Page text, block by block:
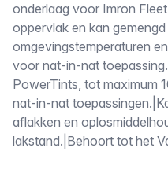
onderlaag voor Imron
oppervlak en kan
omgevingstemperaturen
voor nat-in-nat
PowerTints, tot maximum
nat-in-nat
aflakken en
lakstand.|Behoort tot het